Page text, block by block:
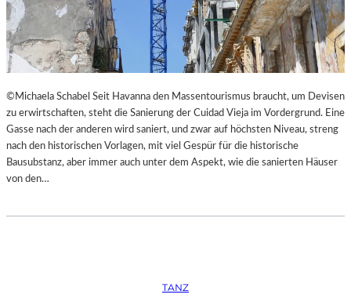
E
S
T
H
E
T
E
R
I
M
L
A
N
E
S
T
H
E
E
©Michaela Schabel Seit Havanna den Massentourismus braucht, um Devisen
zu erwirtschaften, steht die Sanierung der Cuidad Vieja im Vordergrund. Eine
Gasse nach der anderen wird saniert, und zwar auf höchsten Niveau, streng
nach den historischen Vorlagen, mit viel Gespür für die historische
Bausubstanz, aber immer auch unter dem Aspekt, wie die sanierten Häuser
von den…
TANZ